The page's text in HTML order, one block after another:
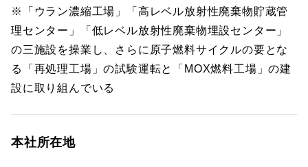
※「ウラン濃縮工場」「高レベル放射性廃棄物貯蔵管
理センター」「低レベル放射性廃棄物埋設センター」
の三施設を操業し、さらに原子燃料サイクルの要とな
る「再処理工場」の試験運転と「MOX燃料工場」の建
設に取り組んでいる
本社所在地